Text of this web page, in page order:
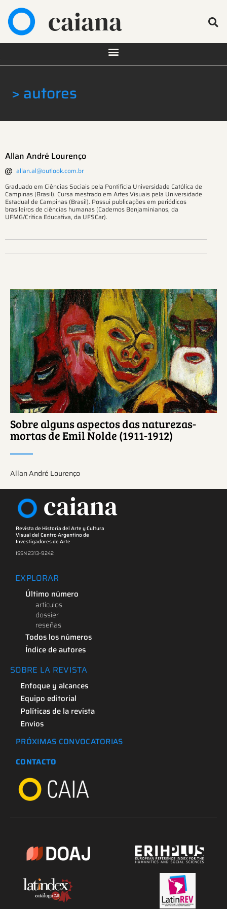
caiana
> autores
Allan André Lourenço
allan.al@outlook.com.br
Graduado em Ciências Sociais pela Pontifícia Universidade Católica de
Campinas (Brasil). Cursa mestrado em Artes Visuais pela Universidade
Estadual de Campinas (Brasil). Possui publicações em periódicos
brasileiros de ciências humanas (Cadernos Benjaminianos, da
UFMG/Crítica Educativa, da UFSCar).
Ver más sobre este tema.
Sobre alguns aspectos das naturezas-
mortas de Emil Nolde (1911-1912)
Allan André Lourenço
caiana
Revista de Historia del Arte y Cultura
Visual del Centro Argentino de
Investigadores de Arte
ISSN 2313-9242
EXPLORAR
Último número
artículos
dossier
reseñas
Todos los números
Índice de autores
SOBRE LA REVISTA
Enfoque y alcances
Equipo editorial
Políticas de la revista
Envíos
PRÓXIMAS CONVOCATORIAS
CONTACTO